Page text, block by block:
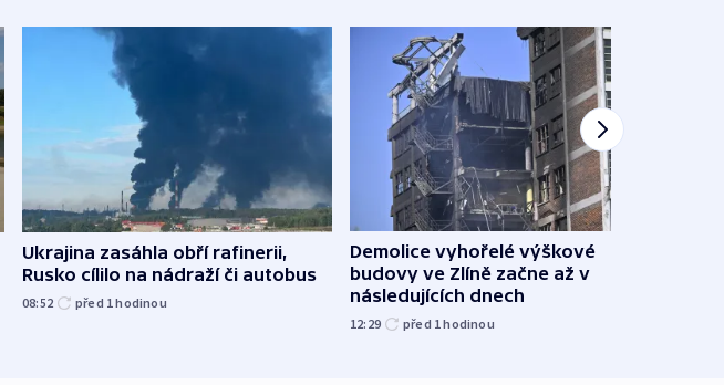
Ukrajina zasáhla obří rafinerii,
Rusko cílilo na nádraží či autobus
08:52 před 1hodinou
Demolice vyhořelé výškové
budovy ve Zlíně začne až v
následujících dnech
12:29 před 1hodinou